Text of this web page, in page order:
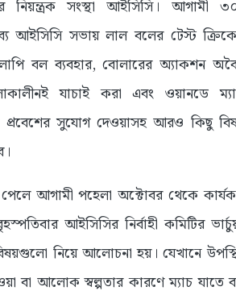
নিয়ন্ত্রক সংস্থা আইসিসি। আগামী
আইসিসি সভায় লাল বলের টেস্ট
বল ব্যবহার, বোলারের অ্যাকশন
যাচাই করা এবং ওয়ানডে
প্রবেশের সুযোগ দেওয়াসহ আরও কিছু
আগামী পহেলা অক্টোবর থেকে
আইসিসির নির্বাহী কমিটির
নিয়ে আলোচনা হয়। যেখানে
বা আলোক স্বল্পতার কারণে ম্যাচ